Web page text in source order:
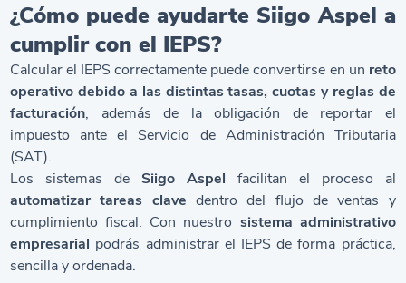
¿Cómo puede ayudarte Siigo Aspel a
cumplir con el IEPS?
Calcular el IEPS correctamente puede convertirse en un reto
operativo debido a las distintas tasas, cuotas y reglas de
facturación, además de la obligación de reportar el
impuesto ante el Servicio de Administración Tributaria
(SAT).
Los sistemas de Siigo Aspel facilitan el proceso al
automatizar tareas clave dentro del flujo de ventas y
cumplimiento fiscal. Con nuestro sistema administrativo
empresarial podrás administrar el IEPS de forma práctica,
sencilla y ordenada.